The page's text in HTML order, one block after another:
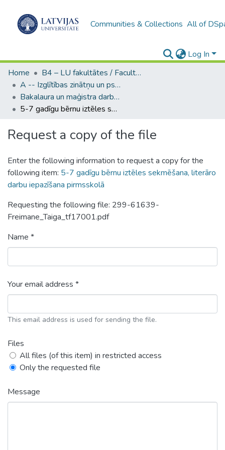
Communities & Collections All of
Log In
Home
B4 – LU fakultātes / Faculties of the UL
A -- Izglītības zinātņu un psiholoģijas fakultāte / Faculty of Education Sciences and Psychology
Bakalaura un maģistra darbi (PPMF) / Bachelor's and Master's theses
5-7 gadīgu bērnu iztēles sekmēšana, literāro darbu iepazīšana pirmsskolā
Request a copy of the file
Enter the following information to request a copy for the
following item: 5-7 gadīgu bērnu iztēles sekmēšana, literāro
darbu iepazīšana pirmsskolā
Requesting the following file: 299-61639-
Freimane_Taiga_tf17001.pdf
Name *
Your email address *
This email address is used for sending the file.
Files
All files (of this item) in restricted access
Only the requested file
Message